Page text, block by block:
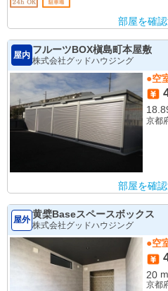
部屋を確
屋内
フルーツBOX槇島町本屋敷
株式会社グッドハウジング
●空
京都
部屋を確
屋外 黄檗Baseスペースボックス
株式会社グッドハウジング
●空
20 m
京都